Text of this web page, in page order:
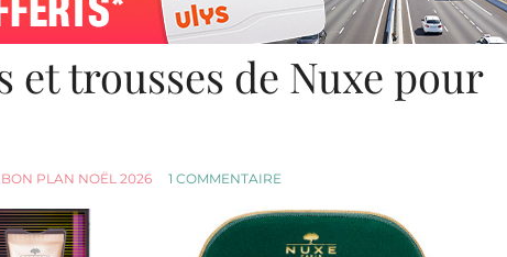
et trousses de Nuxe pour
BON PLAN NOËL 2026 1 COMMENTAIRE